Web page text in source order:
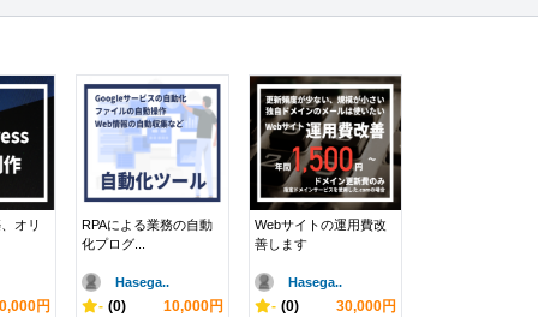
オリ
円
RPAによる業務の自動
化プログ...
Hasega..
- (0) 10,000円
Webサイトの運用費改
善します
Hasega..
- (0) 30,000円